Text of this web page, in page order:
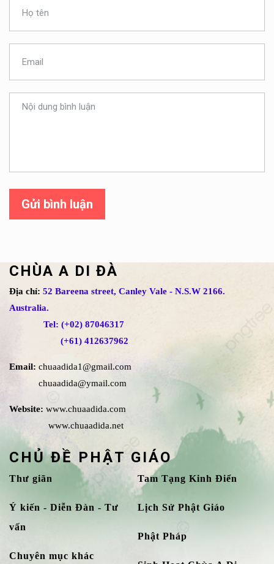
Gửi bình luận
CHÙA A DI ĐÀ
Địa chỉ: 52 Bareena street, Canley Vale - N.S.W 2166.
Australia.
Tel: (+02) 87046317
(+61) 412637962
Email: chuaadida1@gmail.com
chuaadida@ymail.com
Website: www.chuaadida.com
www.chuaadida.net
CHỦ ĐỀ PHẬT GIÁO
Thư giãn
Ý kiến - Diễn Đàn - Tư
vấn
Chuyên mục khác
Tam Tạng Kinh Điển
Lịch Sử Phật Giáo
Phật Pháp